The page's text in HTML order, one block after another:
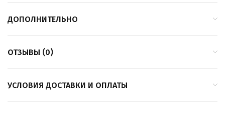
ДОПОЛНИТЕЛЬНО
ОТЗЫВЫ (0)
УСЛОВИЯ ДОСТАВКИ И ОПЛАТЫ